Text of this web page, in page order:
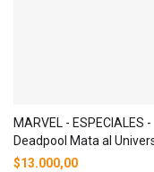
MARVEL - ESPECIALES -
Deadpool Mata al
Marvel
$13.000,00